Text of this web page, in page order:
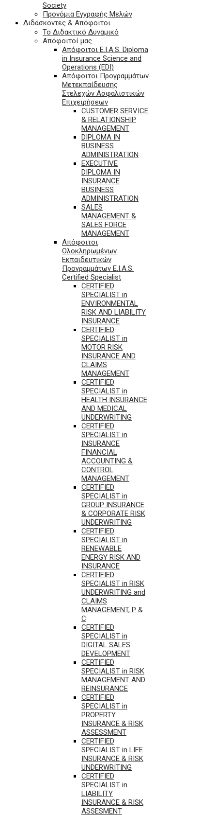
Society
Προνόμια Εγγραφής Μελών
Διδάσκοντες & Απόφοιτοι
Το Διδακτικό Δυναμικό
Απόφοιτοί μας
Απόφοιτοι E.I.A.S. Diploma
in Insurance Science and
Operations (EDI)
Απόφοιτοι Προγραμμάτων
Μετεκπαίδευσης
Στελεχών Ασφαλιστικών
Επιχειρήσεων
CUSTOMER SERVICE
& RELATIONSHIP
MANAGEMENT
DIPLOMA IN
BUSINESS
ADMINISTRATION
EXECUTIVE
DIPLOMA IN
INSURANCE
BUSINESS
ADMINISTRATION
SALES
MANAGEMENT &
SALES FORCE
MANAGEMENT
Απόφοιτοι
Ολοκληρωμένων
Εκπαιδευτικών
Προγραμμάτων E.I.A.S.
Certified Specialist
CERTIFIED
SPECIALIST in
ENVIRONMENTAL
RISK AND LIABILITY
INSURANCE
CERTIFIED
SPECIALIST in
MOTOR RISK
INSURANCE AND
CLAIMS
MANAGEMENT
CERTIFIED
SPECIALIST in
HEALTH INSURANCE
AND MEDICAL
UNDERWRITING
CERTIFIED
SPECIALIST in
INSURANCE
FINANCIAL
ACCOUNTING &
CONTROL
MANAGEMENT
CERTIFIED
SPECIALIST in
GROUP INSURANCE
& CORPORATE RISK
UNDERWRITING
CERTIFIED
SPECIALIST in
RENEWABLE
ENERGY RISK AND
INSURANCE
CERTIFIED
SPECIALIST in RISK
UNDERWRITING and
CLAIMS
MANAGEMENT, P &
C
CERTIFIED
SPECIALIST in
DIGITAL SALES
DEVELOPMENT
CERTIFIED
SPECIALIST in RISK
MANAGEMENT AND
REINSURANCE
CERTIFIED
SPECIALIST in
PROPERTY
INSURANCE & RISK
ASSESSMENT
CERTIFIED
SPECIALIST in LIFE
INSURANCE & RISK
UNDERWRITING
CERTIFIED
SPECIALIST in
LIABILITY
INSURANCE & RISK
ASSESMENT